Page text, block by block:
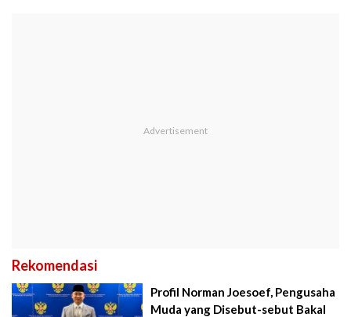
Rekomendasi
Profil Norman Joesoef, Pengusaha
Muda yang Disebut-sebut Bakal